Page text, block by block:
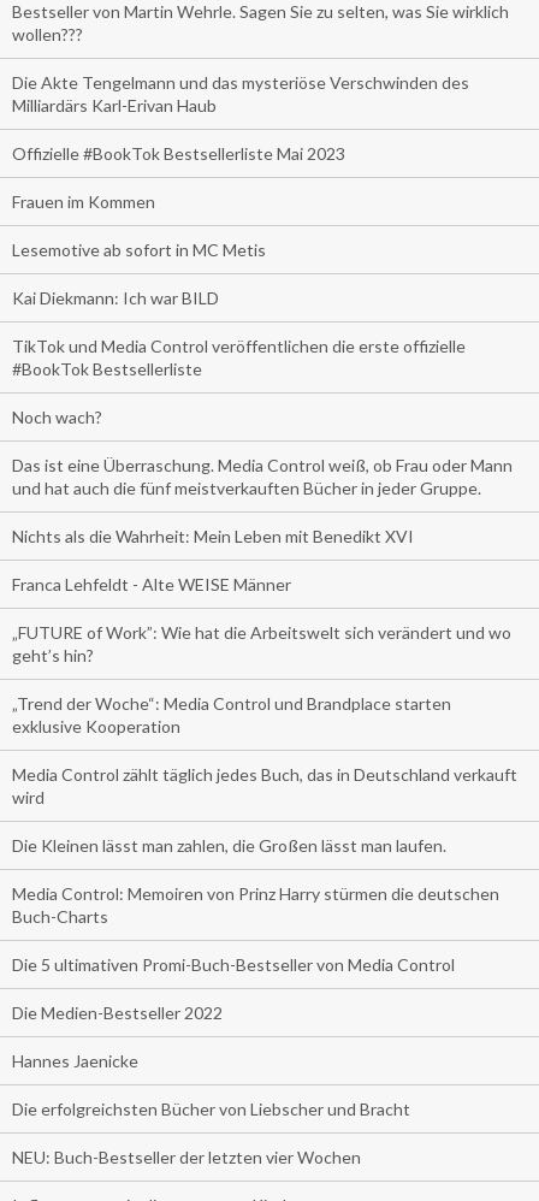
Bestseller von Martin Wehrle. Sagen Sie zu selten, was Sie wirklich
wollen???
Die Akte Tengelmann und das mysteriöse Verschwinden des
Milliardärs Karl-Erivan Haub
Offizielle #BookTok Bestsellerliste Mai 2023
Frauen im Kommen
Lesemotive ab sofort in MC Metis
Kai Diekmann: Ich war BILD
TikTok und Media Control veröffentlichen die erste offizielle
#BookTok Bestsellerliste
Noch wach?
Das ist eine Überraschung. Media Control weiß, ob Frau oder Mann
und hat auch die fünf meistverkauften Bücher in jeder Gruppe.
Nichts als die Wahrheit: Mein Leben mit Benedikt XVI
Franca Lehfeldt - Alte WEISE Männer
„FUTURE of Work”: Wie hat die Arbeitswelt sich verändert und wo
geht’s hin?
„Trend der Woche“: Media Control und Brandplace starten
exklusive Kooperation
Media Control zählt täglich jedes Buch, das in Deutschland verkauft
wird
Die Kleinen lässt man zahlen, die Großen lässt man laufen.
Media Control: Memoiren von Prinz Harry stürmen die deutschen
Buch-Charts
Die 5 ultimativen Promi-Buch-Bestseller von Media Control
Die Medien-Bestseller 2022
Hannes Jaenicke
Die erfolgreichsten Bücher von Liebscher und Bracht
NEU: Buch-Bestseller der letzten vier Wochen